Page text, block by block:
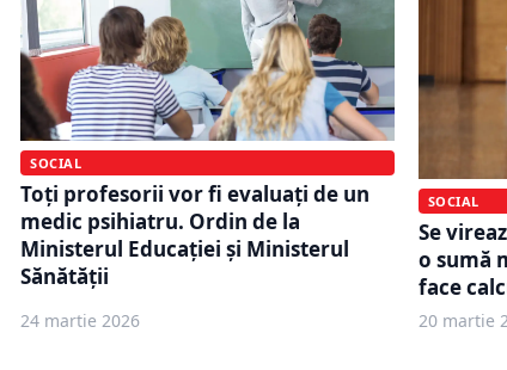
SOCIAL
Toți profesorii vor fi evaluați de un
medic psihiatru. Ordin de la
Ministerul Educației și Ministerul
Sănătății
24 martie 2026
SOCIAL
Se
o sumă
face
20 martie